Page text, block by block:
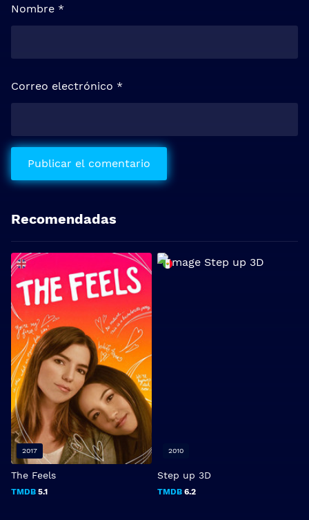
Nombre *
Correo electrónico *
Recomendadas
The Feels
TMDB 5.1
2017
Step up 3D
TMDB 6.2
2010